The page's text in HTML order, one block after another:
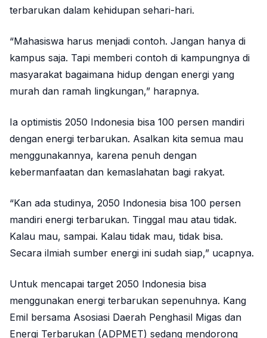
terbarukan dalam kehidupan sehari-hari.
“Mahasiswa harus menjadi contoh. Jangan hanya di
kampus saja. Tapi memberi contoh di kampungnya di
masyarakat bagaimana hidup dengan energi yang
murah dan ramah lingkungan,” harapnya.
Ia optimistis 2050 Indonesia bisa 100 persen mandiri
dengan energi terbarukan. Asalkan kita semua mau
menggunakannya, karena penuh dengan
kebermanfaatan dan kemaslahatan bagi rakyat.
“Kan ada studinya, 2050 Indonesia bisa 100 persen
mandiri energi terbarukan. Tinggal mau atau tidak.
Kalau mau, sampai. Kalau tidak mau, tidak bisa.
Secara ilmiah sumber energi ini sudah siap,” ucapnya.
Untuk mencapai target 2050 Indonesia bisa
menggunakan energi terbarukan sepenuhnya. Kang
Emil bersama Asosiasi Daerah Penghasil Migas dan
Energi Terbarukan (ADPMET) sedang mendorong